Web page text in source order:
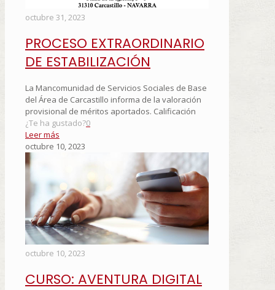
octubre 31, 2023
PROCESO EXTRAORDINARIO
DE ESTABILIZACIÓN
La Mancomunidad de Servicios Sociales de Base
del Área de Carcastillo informa de la valoración
provisional de méritos aportados. Calificación
¿Te ha gustado?0
Leer más
octubre 10, 2023
octubre 10, 2023
CURSO: AVENTURA DIGITAL